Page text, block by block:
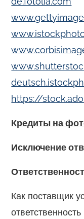
https://
Кредиты на
Исключение
Как поставщик